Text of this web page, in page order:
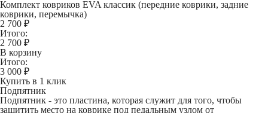
Комплект ковриков EVA классик (передние коврики, задние
коврики, перемычка)
2 700 ₽
Итого:
2 700 ₽
В корзину
Итого:
3 000 ₽
Купить в 1 клик
Подпятник
Подпятник - это пластина, которая служит для того, чтобы
защитить место на коврике под педальным узлом от